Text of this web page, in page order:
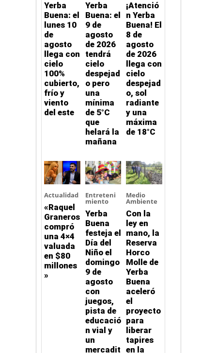
Yerba
Buena: el
lunes 10
de
agosto
llega con
cielo
100%
cubierto,
frío y
viento
del este
Yerba
Buena: el
9 de
agosto
de 2026
tendrá
cielo
despejad
o pero
una
mínima
de 5°C
que
helará la
mañana
¡Atenció
n Yerba
Buena! El
8 de
agosto
de 2026
llega con
cielo
despejad
o, sol
radiante
y una
máxima
de 18°C
Actualidad
«Raquel
Graneros
compró
una 4×4
valuada
en $80
millones
»
Entreteni
miento
Yerba
Buena
festeja el
Día del
Niño el
domingo
9 de
agosto
con
juegos,
pista de
educació
n vial y
un
mercadit
Medio
Ambiente
Con la
ley en
mano, la
Reserva
Horco
Molle de
Yerba
Buena
aceleró
el
proyecto
para
liberar
tapires
en la